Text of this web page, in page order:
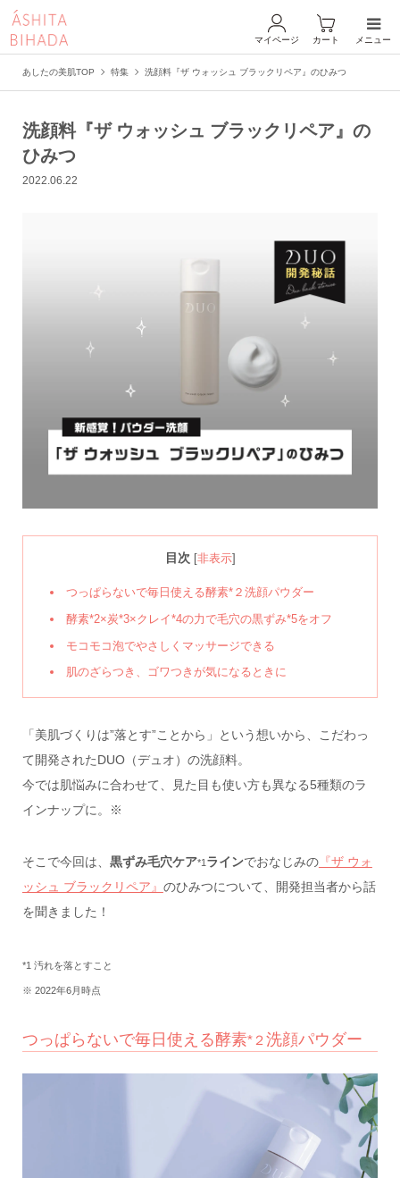
マイページ カート メニュー
あしたの美肌TOP 特集 洗顔料『ザ ウォッシュ ブラックリペア』のひみつ
洗顔料『ザ ウォッシュ ブラックリペア』の
ひみつ
2022.06.22
目次 非表示]
つっぱらないで毎日使える酵素*２洗顔パウダー
酵素*2×炭*3×クレイ*4の力で毛穴の黒ずみ*5をオフ
モコモコ泡でやさしくマッサージできる
肌のざらつき、ゴワつきが気になるときに
「美肌づくりは”落とす”ことから」という想いから、こだわっ
て開発されたDUO（デュオ）の洗顔料。
今では肌悩みに合わせて、見た目も使い方も異なる5種類のラ
インナップに。※
そこで今回は、 黒ずみ毛穴ケア*1 ラインでおなじみの『ザ ウォ
ッシュ ブラックリペア』 のひみつについて、開発担当者から話
を聞きました！
*1 汚れを落とすこと
※ 2022年6月時点
つっぱらないで毎日使える酵素*２ 洗顔パウダー